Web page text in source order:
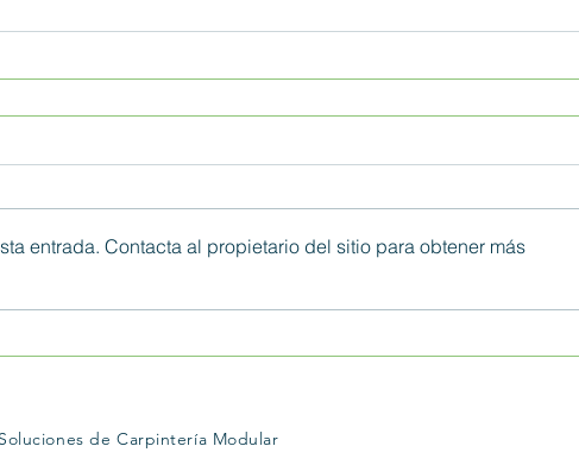
entrada. Contacta al propietario del sitio para obtener más
de Carpintería Modular